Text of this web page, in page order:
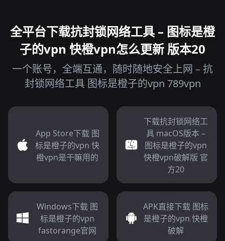
全平台下载抗封锁网络工具 – 图标是橙
子的vpn 快橙vpn怎么更新 版本20
一个账号，全端互通，随时随地安全上网 – 抗
封锁网络工具 图标是橙子的vpn 789vpn
App Store下载 图
标是橙子的vpn 快
橙vpn是干嘛用的
下载抗封锁网络工
具 macOS版本 –
图标是橙子的vpn
快橙vpn破解版 官
方20
Windows下载 图
标是橙子的vpn
fastorange官网
APK直接下载 图标
是橙子的vpn 快橙
破解